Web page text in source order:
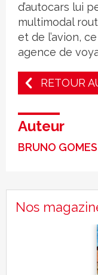
d’autocars lui
multimodal
et de l’avion,
agence de
RETOUR
Auteur
BRUNO GOMES
Nos